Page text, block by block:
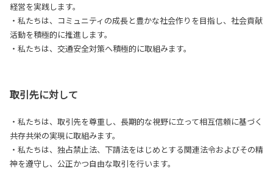
経営を実践します。
・私たちは、コミュニティの成長と豊かな社会作りを目指し、社会貢献
活動を積極的に推進します。
・私たちは、交通安全対策へ積極的に取組みます。
取引先に対して
・私たちは、取引先を尊重し、長期的な視野に立って相互信頼に基づく
共存共栄の実現に取組みます。
・私たちは、独占禁止法、下請法をはじめとする関連法令およびその精
神を遵守し、公正かつ自由な取引を行います。